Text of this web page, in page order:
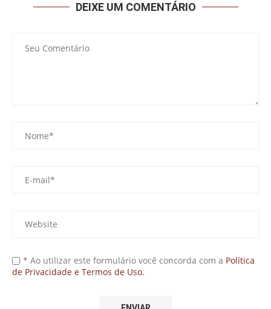
DEIXE UM COMENTÁRIO
* Ao utilizar este formulário você concorda com a Política
de Privacidade e Termos de Uso.